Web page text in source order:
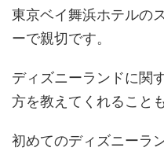
東京ベイ舞浜ホテルの
ーで親切です。
ディズニーランドに関
方を教えてくれること
初めてのディズニーラ